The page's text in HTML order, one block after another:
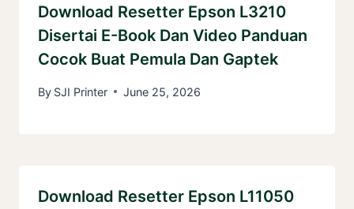
Download Resetter Epson L3210
Disertai E-Book Dan Video Panduan
Cocok Buat Pemula Dan Gaptek
By SJI Printer June 25, 2026
Download Resetter Epson L11050